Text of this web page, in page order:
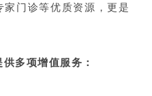
门诊等优质资源，更是
供多项增值服务：